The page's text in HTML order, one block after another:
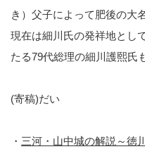
き）父子によって肥後の大
現在は細川氏の発祥地とし
たる79代総理の細川護熙氏
(寄稿)だい
・ 三河・山中城の解説～徳